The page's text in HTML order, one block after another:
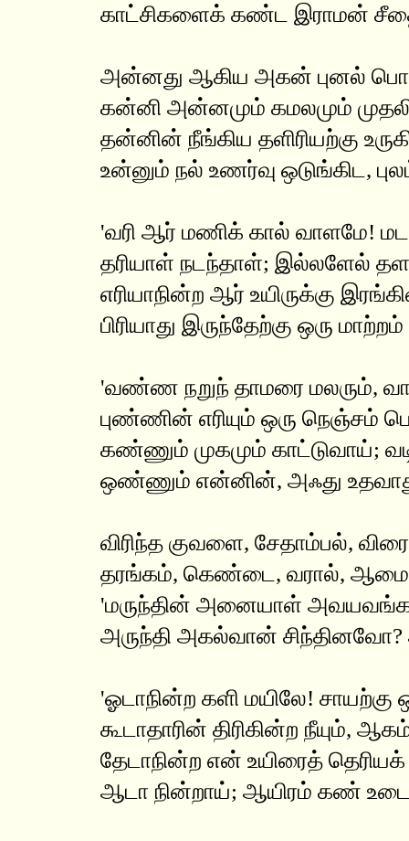
காட்சிகளைக் கண்ட இராமன்
அன்னது ஆகிய அகன் புனல்
கன்னி அன்னமும் கமலமும்
தன்னின் நீங்கிய தளிரியற்கு
உன்னும் நல் உணர்வு ஒடுங்கிட,
'வரி ஆர் மணிக் கால் வாளமே!
தரியாள் நடந்தாள்; இல்லளேல்
எரியாநின்ற ஆர் உயிருக்கு
பிரியாது இருந்தேற்கு ஒரு
'வண்ண நறுந் தாமரை மலரும்,
புண்ணின் எரியும் ஒரு நெஞ்சம்
கண்ணும் முகமும் காட்டுவாய்;
ஒண்ணும் என்னின், அஃது
விரிந்த குவளை, சேதாம்பல்,
தரங்கம், கெண்டை, வரால்,
'மருந்தின் அனையாள்
அருந்தி அகல்வான்
'ஓடாநின்ற களி மயிலே! சாயற்கு
கூடாதாரின் திரிகின்ற நீயும்,
தேடாநின்ற என் உயிரைத்
ஆடா நின்றாய்; ஆயிரம் கண்